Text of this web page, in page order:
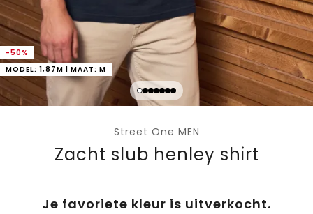
-50%
MODEL: 1,87M | MAAT: M
Street One MEN
Zacht slub henley shirt
Je favoriete kleur is uitverkocht.